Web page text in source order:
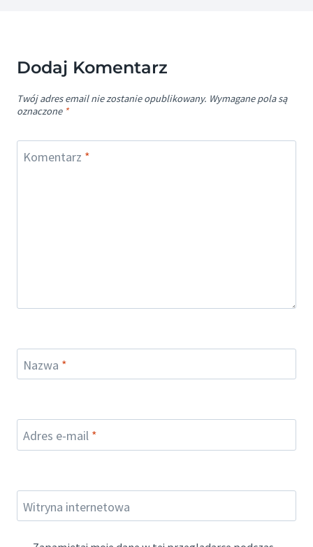
Dodaj Komentarz
Twój adres email nie zostanie opublikowany. Wymagane pola są
oznaczone *
Komentarz *
Nazwa *
Adres e-mail *
Witryna internetowa